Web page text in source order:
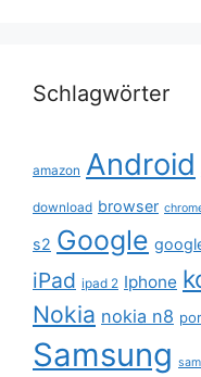
Schlagwörter
amazon Android
download browser
s2 Google
iPad ipad 2 Iphone
Nokia nokia n8
Samsung